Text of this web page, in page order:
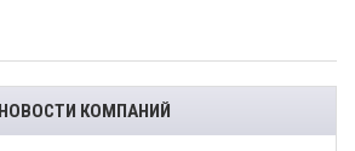
НОВОСТИ КОМПАНИЙ